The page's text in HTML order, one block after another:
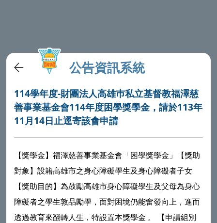
公告資訊系統
114學年度-財團法人高雄巿私立基督教福澤慈
善事業基金會114年度困學獎學金，請於113年
11月14日止逕寄該會申請
【獎學金】福澤慈善事業基金會「困學獎學金」【獎助
對象】設籍高雄市之身心障礙學生及身心障礙者子女
【獎助目的】為鼓勵高雄市身心障礙學生及父母為身心
障礙者之學生敦品勵學，面對困境仍能奮發向上，進而
透過教育來翻轉人生，特設置本獎學金 。 【申請組別